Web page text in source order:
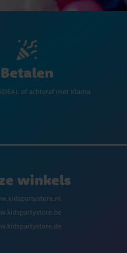
Betalen
of achteraf met Klarna
winkels